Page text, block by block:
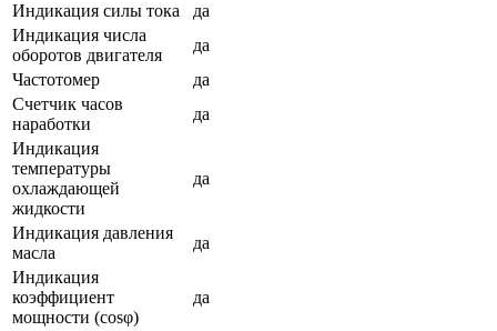
Индикация силы тока
да
Индикация числа
оборотов двигателя
да
Частотомер
да
Счетчик часов
наработки
да
Индикация
температуры
охлаждающей
жидкости
да
Индикация давления
масла
да
Индикация
коэффициент
мощности (cosφ)
да